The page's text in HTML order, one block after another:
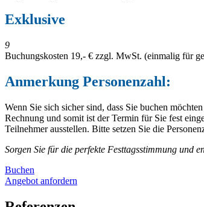
Exklusive
9
Buchungskosten 19,- € zzgl. MwSt. (einmalig für
Anmerkung Personenzahl:
Wenn Sie sich sicher sind, dass Sie buchen
Rechnung und somit ist der Termin für Sie fest
Teilnehmer ausstellen. Bitte setzen Sie die
Sorgen Sie für die perfekte Festtagsstimmung und
Buchen
Angebot anfordern